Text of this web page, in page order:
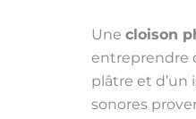
Une cloison
entreprendre
plâtre et d’un
sonores